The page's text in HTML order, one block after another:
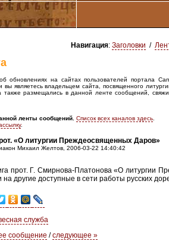
Навигация: Заголовки /
обновлениях на сайтах пользователей портала
вы являетесь владельцем сайта, посвященного
также размещались в данной ленте сообщений,
ленты сообщений. Список всех каналов здесь
.
«О литургии Преждеосвященных Даров»
Михаил Желтов, 2006-03-22 14:40:42
прот. Г. Смирнова-Платонова «О литургии
другие доступные в сети работы русских
служба
сообщение /следующее »